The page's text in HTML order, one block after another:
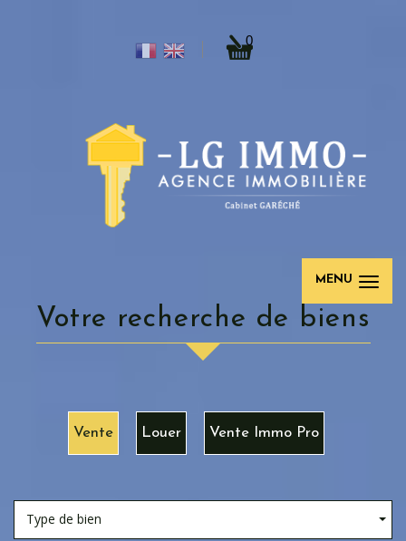
0
MENU
votre recherche de biens
Vente Louer Vente Immo Pro
Type de bien